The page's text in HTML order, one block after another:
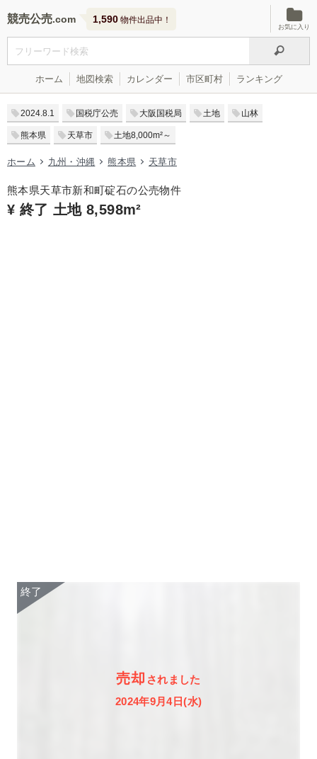
競売公売 1,590 物件出品中！
お気に入り
ホーム 地図検索 カレンダー 市区町村 ランキング
2024.8.1 国税庁公売 大阪国税局 土地 山林
熊本県 天草市 土地8,000m²～
ホーム 九州・沖縄 熊本県 天草市
熊本県天草市新和町碇石の公売物件
¥ 終了 土地 8,598m²
売却 されました
2024年9月4日(水)